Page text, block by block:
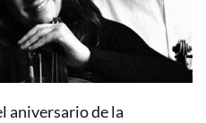
aniversario de la